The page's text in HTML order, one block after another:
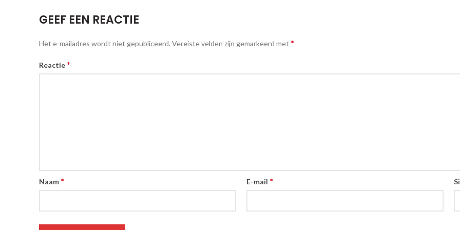
GEEF EEN REACTIE
Het e-mailadres wordt niet gepubliceerd. Vereiste velden zijn gemarkeerd met *
Reactie *
Naam * E-mail *